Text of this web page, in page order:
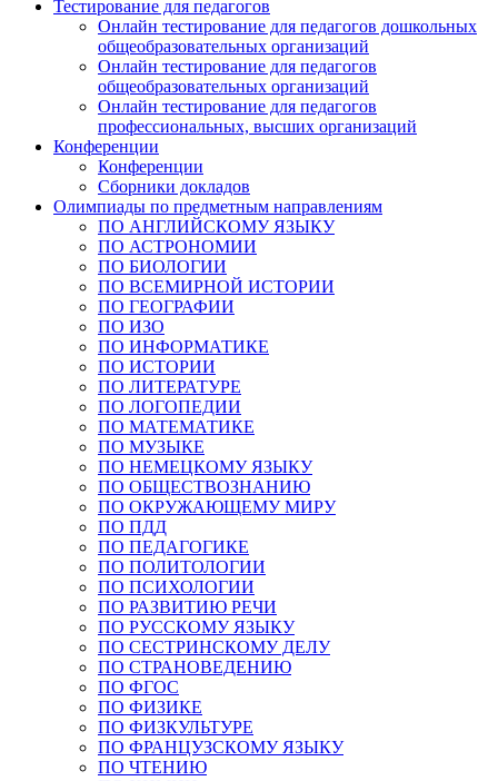
Тестирование для педагогов
Онлайн тестирование для педагогов дошкольных
общеобразовательных организаций
Онлайн тестирование для педагогов
общеобразовательных организаций
Онлайн тестирование для педагогов
профессиональных, высших организаций
Конференции
Конференции
Сборники докладов
Олимпиады по предметным направлениям
ПО АНГЛИЙСКОМУ ЯЗЫКУ
ПО АСТРОНОМИИ
ПО БИОЛОГИИ
ПО ВСЕМИРНОЙ ИСТОРИИ
ПО ГЕОГРАФИИ
ПО ИЗО
ПО ИНФОРМАТИКЕ
ПО ИСТОРИИ
ПО ЛИТЕРАТУРЕ
ПО ЛОГОПЕДИИ
ПО МАТЕМАТИКЕ
ПО МУЗЫКЕ
ПО НЕМЕЦКОМУ ЯЗЫКУ
ПО ОБЩЕСТВОЗНАНИЮ
ПО ОКРУЖАЮЩЕМУ МИРУ
ПО ПДД
ПО ПЕДАГОГИКЕ
ПО ПОЛИТОЛОГИИ
ПО ПСИХОЛОГИИ
ПО РАЗВИТИЮ РЕЧИ
ПО РУССКОМУ ЯЗЫКУ
ПО СЕСТРИНСКОМУ ДЕЛУ
ПО СТРАНОВЕДЕНИЮ
ПО ФГОС
ПО ФИЗИКЕ
ПО ФИЗКУЛЬТУРЕ
ПО ФРАНЦУЗСКОМУ ЯЗЫКУ
ПО ЧТЕНИЮ